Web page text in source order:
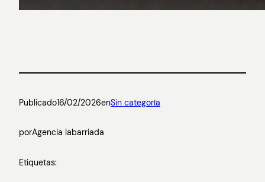
Publicado16/02/2026enSin categoría
porAgencia labarriada
Etiquetas: